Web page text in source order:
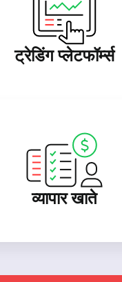
ट्रेडिंग प्लेटफॉर्म्स
व्यापार खाते